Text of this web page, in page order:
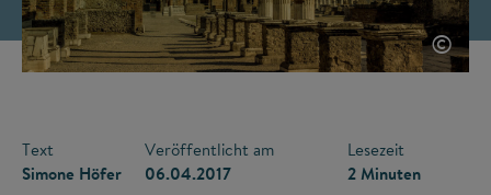
©
Text
Simone Höfer
Veröffentlicht am
06.04.2017
Lesezeit
2 Minuten